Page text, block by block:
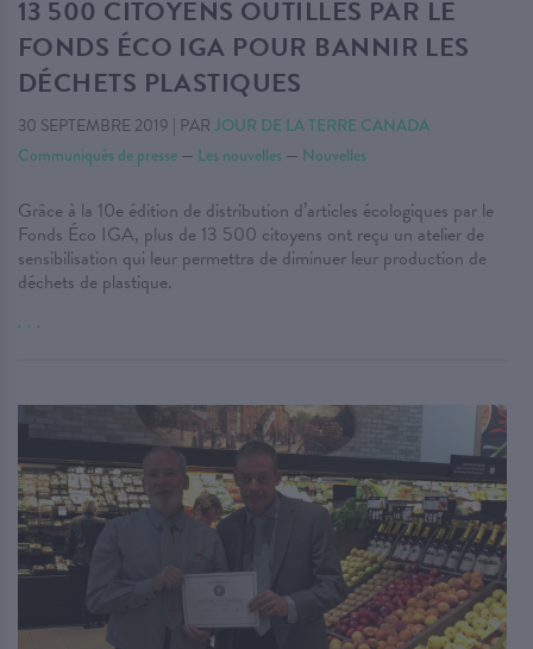
13 500 CITOYENS OUTILLÉS PAR LE
FONDS ÉCO IGA POUR BANNIR LES
DÉCHETS PLASTIQUES
30 SEPTEMBRE 2019 | PAR JOUR DE LA TERRE CANADA
Communiqués de presse — Les nouvelles — Nouvelles
Grâce à la 10e édition de distribution d’articles écologiques par le
Fonds Éco IGA, plus de 13 500 citoyens ont reçu un atelier de
sensibilisation qui leur permettra de diminuer leur production de
déchets de plastique.
. . .